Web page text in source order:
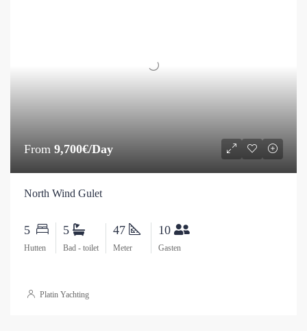
From 9,700€/Day
North Wind Gulet
5
Hutten
5
Bad - toilet
47
Meter
10
Gasten
Platin Yachting